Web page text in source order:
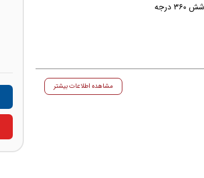
مشاهده اطلاعات بیشتر